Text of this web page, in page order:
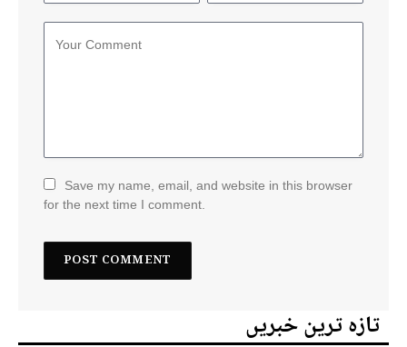
Save my name, email, and website in this browser
for the next time I comment.
تازہ ترین خبریں